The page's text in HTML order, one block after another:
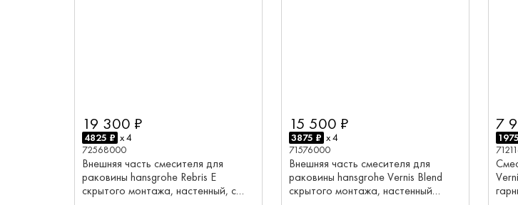
19 300 ₽
4825 ₽ x 4
72568000
Внешняя часть смесителя для
раковины hansgrohe Rebris E
скрытого монтажа, настенный, с
15 500 ₽
3875 ₽ x 4
71576000
Внешняя часть смесителя для
раковины hansgrohe Vernis Blend
скрытого монтажа, настенный
7